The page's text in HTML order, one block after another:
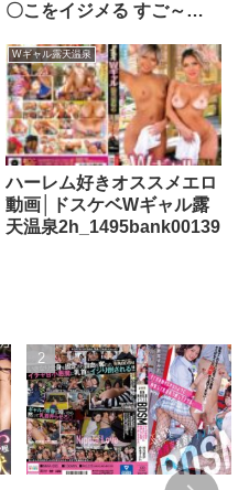
〇こをイジメる すご～い
1393分SUPERノーカット
scnc00004
Wギャル露天温泉
ハーレム好きオススメエロ
動画│ドスケベWギャル露
天温泉2h_1495bank00139